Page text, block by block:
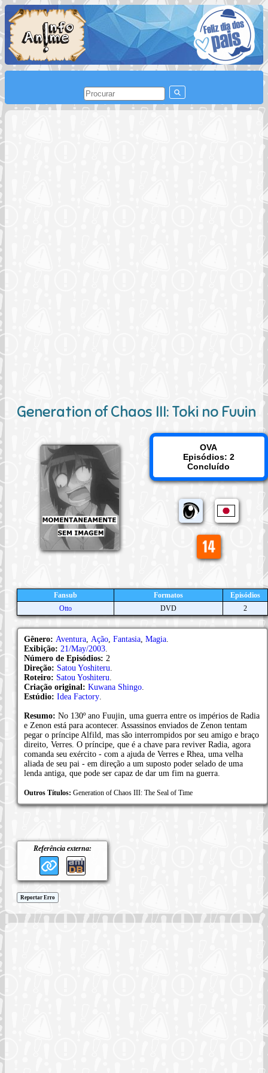
Generation of Chaos III: Toki no Fuuin
OVA
Episódios: 2
Concluído
Fansub Formatos
Episódios
Otto
DVD 2
Gênero: Aventura Ação Fantasia Magia
Exibição: 21/May/2003
Número de Episódios: 2
Direção: Satou Yoshiteru
Roteiro: Satou Yoshiteru
Criação original: Kuwana Shingo
Estúdio: Idea Factory
Resumo: No 130º ano Fuujin, uma guerra entre os impérios de Radia
e Zenon está para acontecer. Assassinos enviados de Zenon tentam
pegar o príncipe Alfild, mas são interrompidos por seu amigo e braço
direito, Verres. O príncipe, que é a chave para reviver Radia, agora
comanda seu exército - com a ajuda de Verres e Rhea, uma velha
aliada de seu pai - em direção a um suposto poder selado de uma
lenda antiga, que pode ser capaz de dar um fim na guerra.
Outros Títulos: Generation of Chaos III: The Seal of Time
Referência externa:
Reportar Erro